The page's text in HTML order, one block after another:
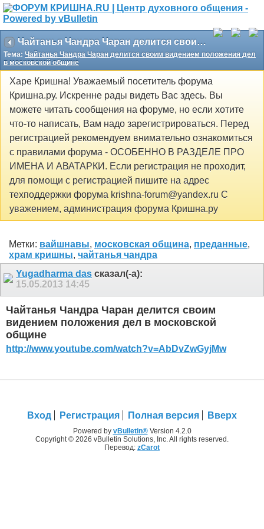
Чайтанья Чандра Чаран делится своим видением положения дел в московской общине
Тема: Чайтанья Чандра Чаран делится своим видением положения дел
в московской общине
Харе Кришна! Уважаемый посетитель форума
Кришна.ру. Искренне рады видеть Вас здесь. Вы
можете читать сообщения на форуме, но если хотите
что-то написать, Вам надо зарегистрироваться. Перед
регистрацией рекомендуем внимательно ознакомиться
с правилами форума - ОСОБЕННО В РАЗДЕЛЕ ПРО
ИМЕНА И АВАТАРКИ. Если регистрация не проходит,
для помощи с регистрацией пишите на адрес
техподдержки форума krishna-forum@yandex.ru С
уважением, администрация форума Кришна.ру
Метки: вайшнавы, московская община, преданные,
храм кришны, чайтанья чандра
Yugadharma das сказал(-а):
15.05.2013 14:45
Чайтанья Чандра Чаран делится своим
видением положения дел в московской
общине
http://www.youtube.com/watch?v=AbDvZwGyjMw
Вход Регистрация Полная версия Вверх
Powered by vBulletin®Version 4.2.0
Copyright © 2026 vBulletin Solutions, Inc. All rights reserved.
Перевод: zCarot